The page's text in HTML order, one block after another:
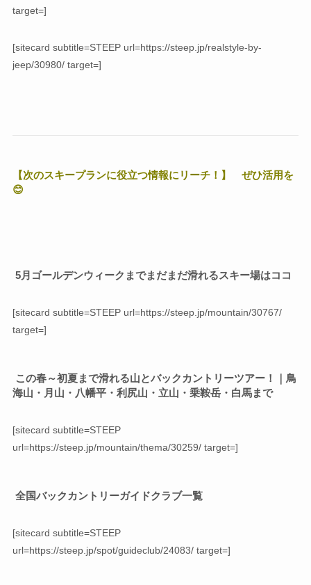
target=]
[sitecard subtitle=STEEP url=https://steep.jp/realstyle-by-
jeep/30980/ target=]
【次のスキープランに役立つ情報にリーチ！】 ぜひ活用を
😊
5月ゴールデンウィークまでまだまだ滑れるスキー場はココ
[sitecard subtitle=STEEP url=https://steep.jp/mountain/30767/
target=]
この春～初夏まで滑れる山とバックカントリーツアー！｜鳥
海山・月山・八幡平・利尻山・立山・乗鞍岳・白馬まで
[sitecard subtitle=STEEP
url=https://steep.jp/mountain/thema/30259/ target=]
全国バックカントリーガイドクラブ一覧
[sitecard subtitle=STEEP
url=https://steep.jp/spot/guideclub/24083/ target=]